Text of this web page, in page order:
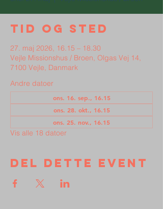
Tid og sted
27. maj 2026, 16.15 – 18.30
Vejle Missionshus / Broen, Olgas Vej 14,
7100 Vejle, Danmark
Andre datoer
ons. 16. sep., 16.15
ons. 28. okt., 16.15
ons. 25. nov., 16.15
Vis alle 18 datoer
Del dette event